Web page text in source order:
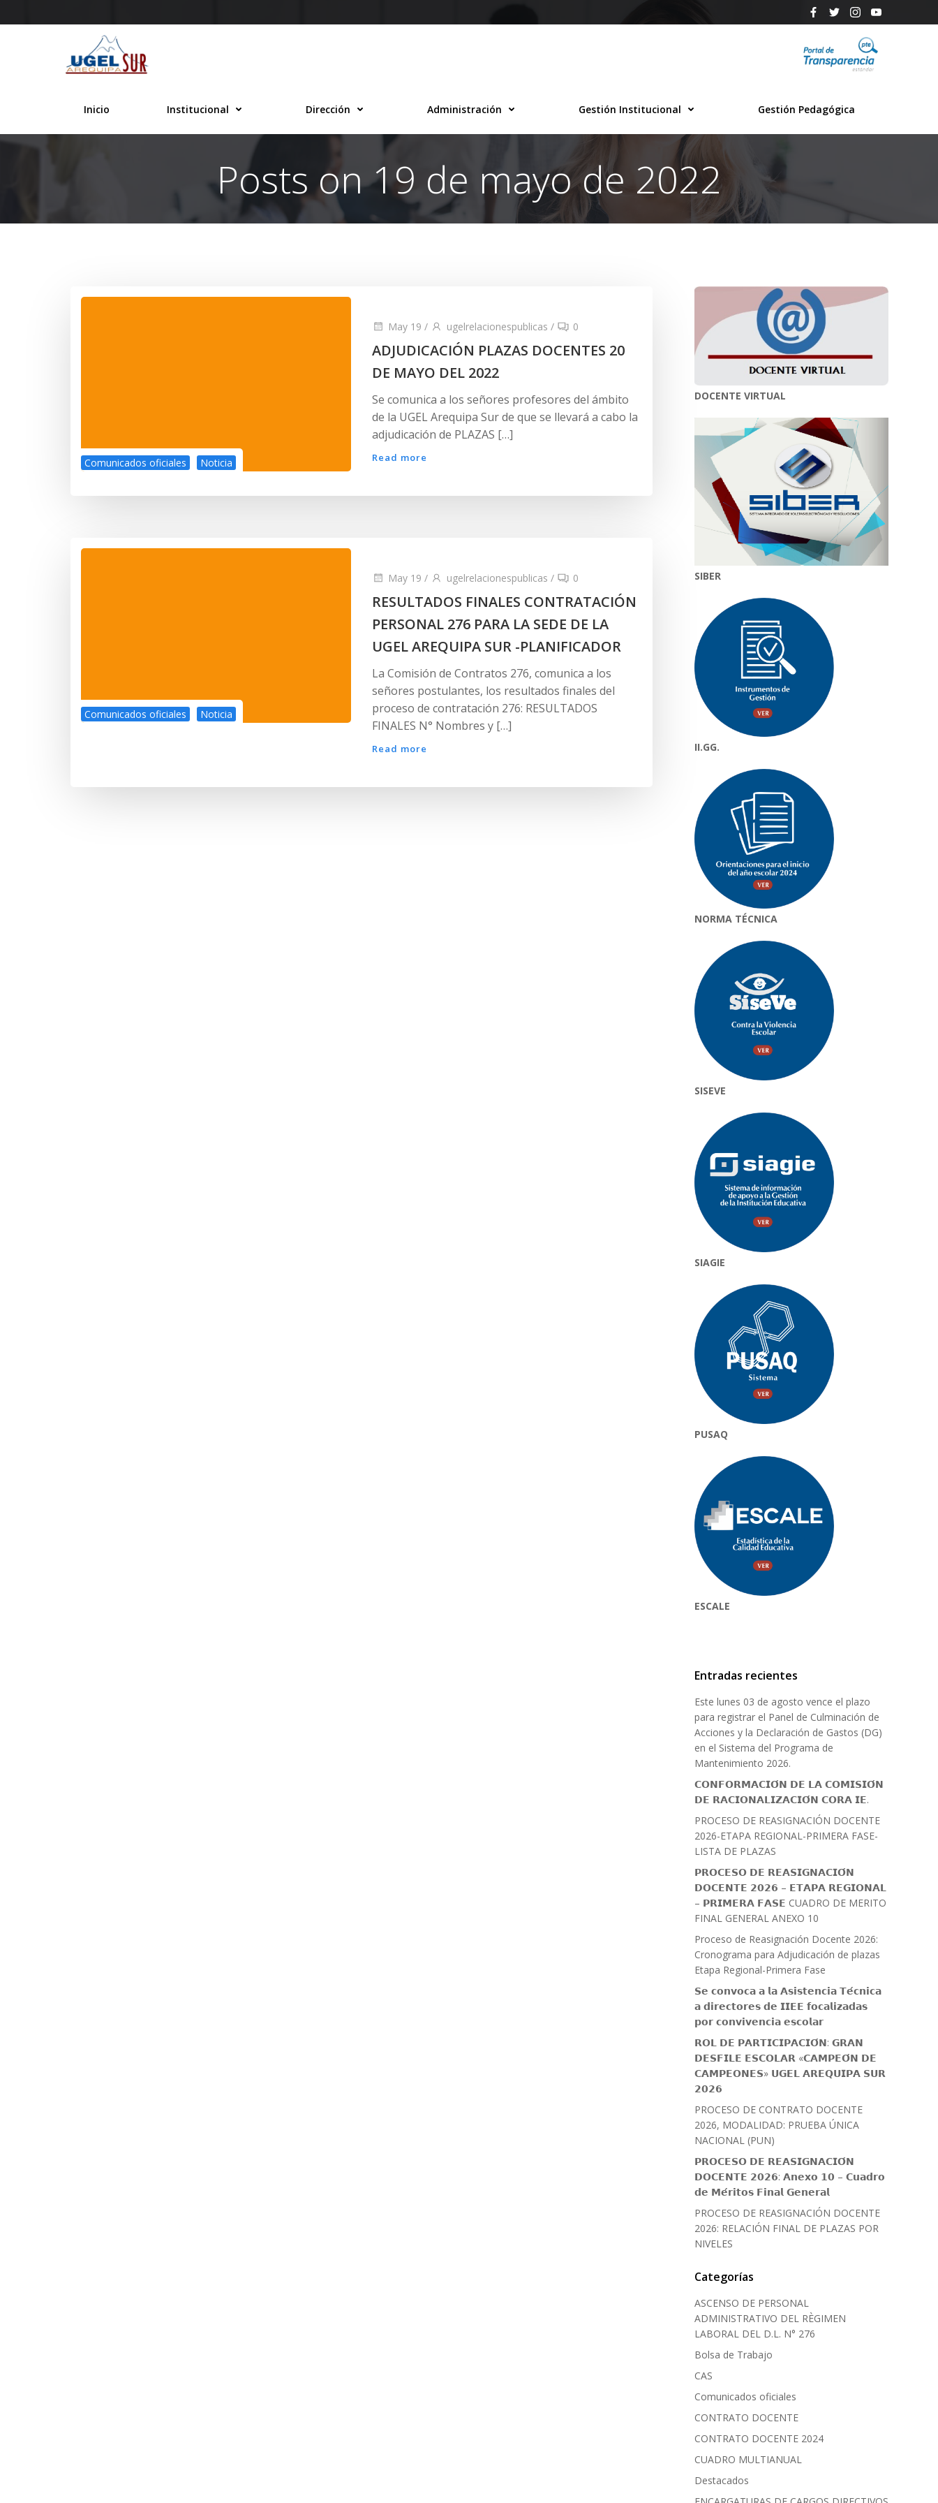
al
Inicio Institucional Dirección Administración Gestión Institucional Gestión Pedagógica
Posts on 19 de mayo de 2022
Comunicados oficiales Noticia
May 19 / ugelrelacionespublicas / 0
ADJUDICACIÓN PLAZAS DOCENTES 20
DE MAYO DEL 2022
Se comunica a los señores profesores del ámbito
de la UGEL Arequipa Sur de que se llevará a cabo la
adjudicación de PLAZAS […]
Read more
Comunicados oficiales Noticia
May 19 / ugelrelacionespublicas / 0
RESULTADOS FINALES CONTRATACIÓN
PERSONAL 276 PARA LA SEDE DE LA
UGEL AREQUIPA SUR -PLANIFICADOR
La Comisión de Contratos 276, comunica a los
señores postulantes, los resultados finales del
proceso de contratación 276: RESULTADOS
FINALES N° Nombres y […]
Read more
DOCENTE VIRTUAL
SIBER
II.GG.
NORMA TÉCNICA
SISEVE
SIAGIE
PUSAQ
ESCALE
Entradas recientes
Este lunes 03 de agosto vence el plazo
para registrar el Panel de Culminación de
Acciones y la Declaración de Gastos (DG)
en el Sistema del Programa de
Mantenimiento 2026.
𝗖𝗢𝗡𝗙𝗢𝗥𝗠𝗔𝗖𝗜𝗢́𝗡 𝗗𝗘 𝗟𝗔 𝗖𝗢𝗠𝗜𝗦𝗜𝗢́𝗡
𝗗𝗘 𝗥𝗔𝗖𝗜𝗢𝗡𝗔𝗟𝗜𝗭𝗔𝗖𝗜𝗢́𝗡 𝗖𝗢𝗥𝗔 𝗜𝗘.
PROCESO DE REASIGNACIÓN DOCENTE
2026-ETAPA REGIONAL-PRIMERA FASE-
LISTA DE PLAZAS
𝗣𝗥𝗢𝗖𝗘𝗦𝗢 𝗗𝗘 𝗥𝗘𝗔𝗦𝗜𝗚𝗡𝗔𝗖𝗜𝗢́𝗡
𝗗𝗢𝗖𝗘𝗡𝗧𝗘 𝟮𝟬𝟮𝟲 – 𝗘𝗧𝗔𝗣𝗔 𝗥𝗘𝗚𝗜𝗢𝗡𝗔𝗟
– 𝗣𝗥𝗜𝗠𝗘𝗥𝗔 𝗙𝗔𝗦𝗘 CUADRO DE MERITO
FINAL GENERAL ANEXO 10
Proceso de Reasignación Docente 2026:
Cronograma para Adjudicación de plazas
Etapa Regional-Primera Fase
𝗦𝗲 𝗰𝗼𝗻𝘃𝗼𝗰𝗮 𝗮 𝗹𝗮 𝗔𝘀𝗶𝘀𝘁𝗲𝗻𝗰𝗶𝗮 𝗧𝗲́𝗰𝗻𝗶𝗰𝗮
𝗮 𝗱𝗶𝗿𝗲𝗰𝘁𝗼𝗿𝗲𝘀 𝗱𝗲 𝗜𝗜𝗘𝗘 𝗳𝗼𝗰𝗮𝗹𝗶𝘇𝗮𝗱𝗮𝘀
𝗽𝗼𝗿 𝗰𝗼𝗻𝘃𝗶𝘃𝗲𝗻𝗰𝗶𝗮 𝗲𝘀𝗰𝗼𝗹𝗮𝗿
𝗥𝗢𝗟 𝗗𝗘 𝗣𝗔𝗥𝗧𝗜𝗖𝗜𝗣𝗔𝗖𝗜𝗢́𝗡: 𝗚𝗥𝗔𝗡
𝗗𝗘𝗦𝗙𝗜𝗟𝗘 𝗘𝗦𝗖𝗢𝗟𝗔𝗥 «𝗖𝗔𝗠𝗣𝗘𝗢́𝗡 𝗗𝗘
𝗖𝗔𝗠𝗣𝗘𝗢𝗡𝗘𝗦» 𝗨𝗚𝗘𝗟 𝗔𝗥𝗘𝗤𝗨𝗜𝗣𝗔 𝗦𝗨𝗥
𝟮𝟬𝟮𝟲
PROCESO DE CONTRATO DOCENTE
2026, MODALIDAD: PRUEBA ÚNICA
NACIONAL (PUN)
𝗣𝗥𝗢𝗖𝗘𝗦𝗢 𝗗𝗘 𝗥𝗘𝗔𝗦𝗜𝗚𝗡𝗔𝗖𝗜𝗢́𝗡
𝗗𝗢𝗖𝗘𝗡𝗧𝗘 𝟮𝟬𝟮𝟲: 𝗔𝗻𝗲𝘅𝗼 𝟭𝟬 – 𝗖𝘂𝗮𝗱𝗿𝗼
𝗱𝗲 𝗠𝗲́𝗿𝗶𝘁𝗼𝘀 𝗙𝗶𝗻𝗮𝗹 𝗚𝗲𝗻𝗲𝗿𝗮𝗹
PROCESO DE REASIGNACIÓN DOCENTE
2026: RELACIÓN FINAL DE PLAZAS POR
NIVELES
Categorías
ASCENSO DE PERSONAL
ADMINISTRATIVO DEL RÈGIMEN
LABORAL DEL D.L. N° 276
Bolsa de Trabajo
CAS
Comunicados oficiales
CONTRATO DOCENTE
CONTRATO DOCENTE 2024
CUADRO MULTIANUAL
Destacados